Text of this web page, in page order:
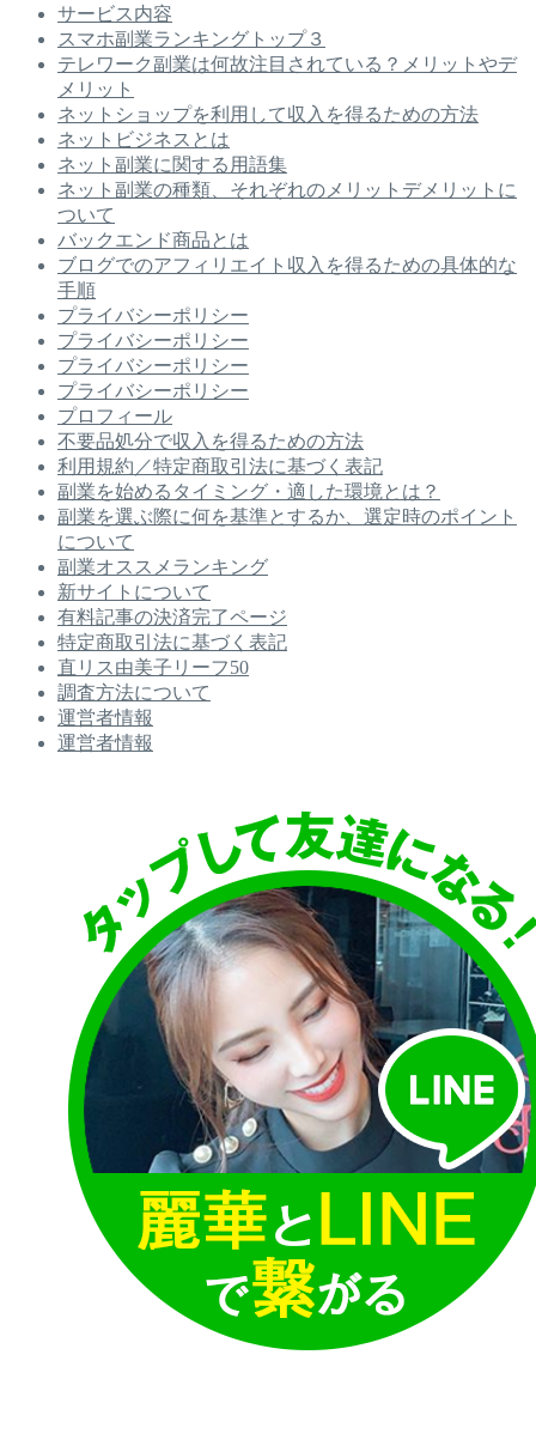
サービス内容
スマホ副業ランキングトップ３
テレワーク副業は何故注目されている？メリットやデ
メリット
ネットショップを利用して収入を得るための方法
ネットビジネスとは
ネット副業に関する用語集
ネット副業の種類、それぞれのメリットデメリットに
ついて
バックエンド商品とは
ブログでのアフィリエイト収入を得るための具体的な
手順
プライバシーポリシー
プライバシーポリシー
プライバシーポリシー
プライバシーポリシー
プロフィール
不要品処分で収入を得るための方法
利用規約／特定商取引法に基づく表記
副業を始めるタイミング・適した環境とは？
副業を選ぶ際に何を基準とするか、選定時のポイント
について
副業オススメランキング
新サイトについて
有料記事の決済完了ページ
特定商取引法に基づく表記
直リス由美子リーフ50
調査方法について
運営者情報
運営者情報